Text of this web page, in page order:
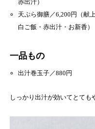
赤出汁）
天ぷら御膳／6,200円（献
白ご飯・赤出汁・お新香）
一品もの
出汁巻玉子／880円
しっかり出汁が効いてとても